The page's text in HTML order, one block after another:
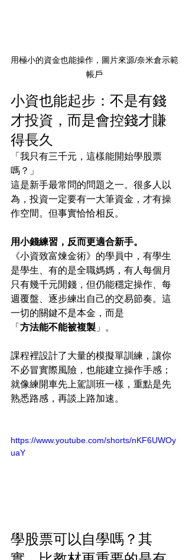
用極小的資金也能操作，圖片來源/奈米倉示範
帳戶
小資也能起步：不是有錢
才投資，而是會控錢才賺
得長久
「我只有三千元，這樣能開始學股票
嗎？」
這是新手最常問的問題之一。很多人以
為，投資一定要有一大筆資金，才有操
作空間。但事實恰恰相反。
用小錢練習，反而更適合新手。
《小資致富煉金術》的學員中，有學生
是學生、有的是全職媽媽，有人每個月
只有幾千元閒錢，但仍能穩定操作、每
週覆盤、逐步練出自己的交易節奏。這
一切的關鍵不是本金，而是
「 方法能不能被複製 」。
課程裡設計了大量的模擬單訓練，讓你
不必冒實際風險，也能建立操作手感；
就像練開車先上駕訓班一樣，重點是先
熟悉路感，再談上路加速。
https://www.youtube.com/shorts/nKF6UWOy
uaY
學股票可以自學嗎？其